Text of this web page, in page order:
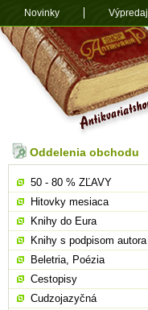
Oddelenia obchodu
50 - 80 % ZĽAVY
Hitovky mesiaca
Knihy do Eura
Knihy s podpisom autora
Beletria, Poézia
Cestopisy
Cudzojazyčná
Novinky Výpredaj